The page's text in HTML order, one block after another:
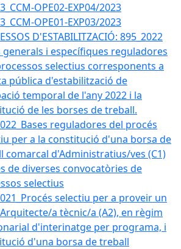
OPE02-EXP04/2023
OPE01-EXP03/2023
D'ESTABILITZACIÓ: 895_2022
generals i específiques reguladores
selectius corresponents a
pública d'estabilització de
temporal de l'any 2022 i la
de les borses de treball.
reguladores del procés
per a la constitució d'una borsa de
comarcal d'Administratius/ves (C1)
de diverses convocatòries de
selectius
selectiu per a proveir un
a tècnic/a (A2), en règim
d'interinatge per programa, i
d'una borsa de treball